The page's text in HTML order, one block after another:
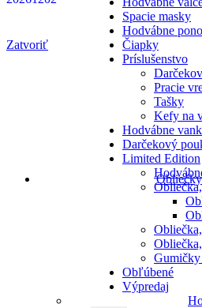
Spacie masky
Hodvábne
Čiapky
Príslušenstvo
Pracie
Tašky
Kefy na
Hodvábne
Darčekový
Limited Edition
Obľúbené
Výpredaj
Zatvoriť
Obliečky